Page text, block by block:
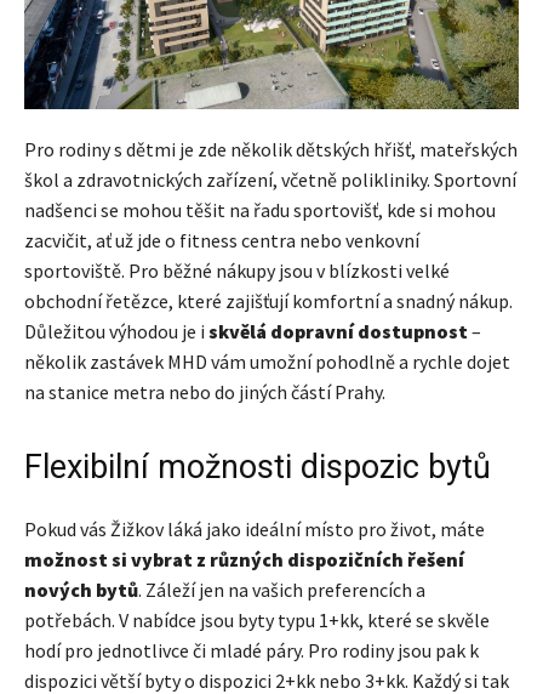
Pro rodiny s dětmi je zde několik dětských hřišť, mateřských
škol a zdravotnických zařízení, včetně polikliniky. Sportovní
nadšenci se mohou těšit na řadu sportovišť, kde si mohou
zacvičit, ať už jde o fitness centra nebo venkovní
sportoviště. Pro běžné nákupy jsou v blízkosti velké
obchodní řetězce, které zajišťují komfortní a snadný nákup.
Důležitou výhodou je i skvělá dopravní dostupnost–
několik zastávek MHD vám umožní pohodlně a rychle dojet
na stanice metra nebo do jiných částí Prahy.
Flexibilní možnosti dispozic bytů
Pokud vás Žižkov láká jako ideální místo pro život, máte
možnost si vybrat z různých dispozičních řešení
nových bytů. Záleží jen na vašich preferencích a
potřebách. V nabídce jsou byty typu 1+kk, které se skvěle
hodí pro jednotlivce či mladé páry. Pro rodiny jsou pak k
dispozici větší byty o dispozici 2+kk nebo 3+kk. Každý si tak